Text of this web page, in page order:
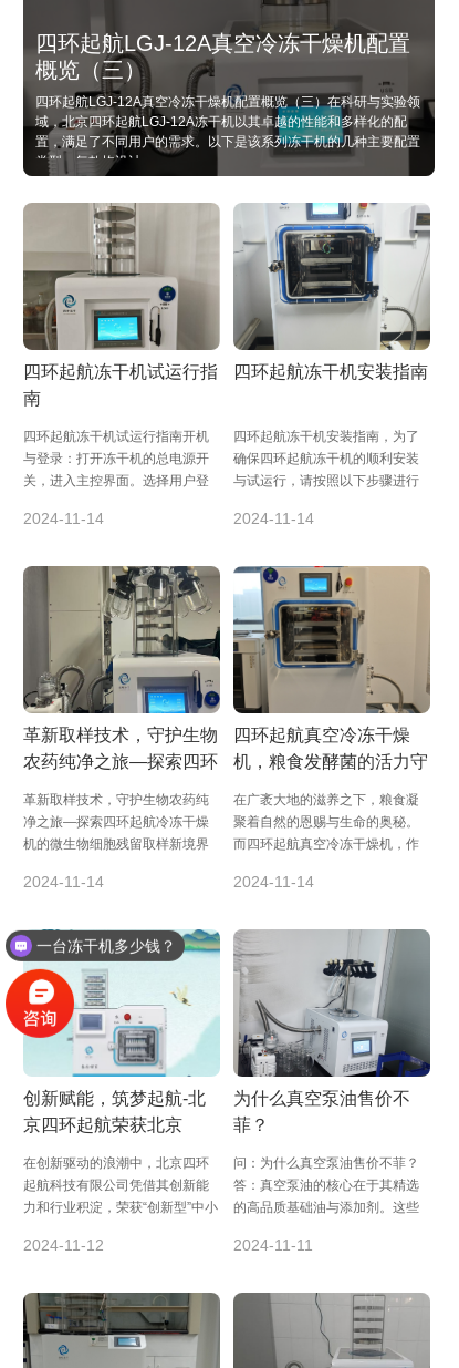
四环起航LGJ-12A真空冷冻干燥机配置
概览（三）
四环起航LGJ-12A真空冷冻干燥机配置概览（三）在科研与实验领
域，北京四环起航LGJ-12A冻干机以其卓越的性能和多样化的配
置，满足了不同用户的需求。以下是该系列冻干机的几种主要配置
类型，每款均设计
四环起航冻干机试运行指
南
四环起航冻干机试运行指南开机
与登录：打开冻干机的总电源开
关，进入主控界面。选择用户登
择中文或...
2024-11-14
四环起航冻干机安装指南
四环起航冻干机安装指南，为了
确保四环起航冻干机的顺利安装
与试运行，请按照以下步骤进行
与放置：小心打开...
2024-11-14
革新取样技术，守护生物
农药纯净之旅—探索四环
细胞残留取样新境界
革新取样技术，守护生物农药纯
净之旅—探索四环起航冷冻干燥
机的微生物细胞残留取样新境界
上，每一步都关乎...
2024-11-14
四环起航真空冷冻干燥
机，粮食发酵菌的活力守
在广袤大地的滋养之下，粮食凝
聚着自然的恩赐与生命的奥秘。
而四环起航真空冷冻干燥机，作
正以其颠覆性的创...
2024-11-14
创新赋能，筑梦起航-北
京四环起航荣获北京
在创新驱动的浪潮中，北京四环
起航科技有限公司凭借其创新能
力和行业积淀，荣获“创新型”中小
四环起航在冻...
2024-11-12
为什么真空泵油售价不
菲？
问：为什么真空泵油售价不菲？
答：真空泵油的核心在于其精选
的高品质基础油与添加剂。这些
定，还需满足严苛的...
2024-11-11
一台冻干机多少钱？